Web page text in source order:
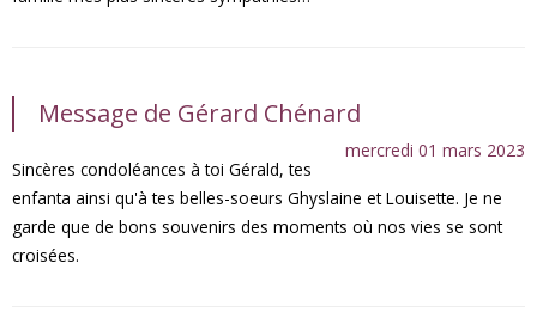
Message de Gérard Chénard
mercredi 01 mars 2023
Sincères condoléances à toi Gérald, tes
enfanta ainsi qu'à tes belles-soeurs Ghyslaine et Louisette. Je ne
garde que de bons souvenirs des moments où nos vies se sont
croisées.